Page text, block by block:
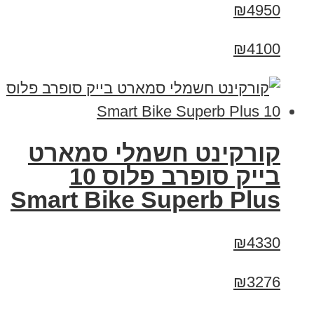
₪4950
₪4100
קורקינט חשמלי סמארט
בייק סופרב פלוס 10
Smart Bike Superb Plus
₪4330
₪3276